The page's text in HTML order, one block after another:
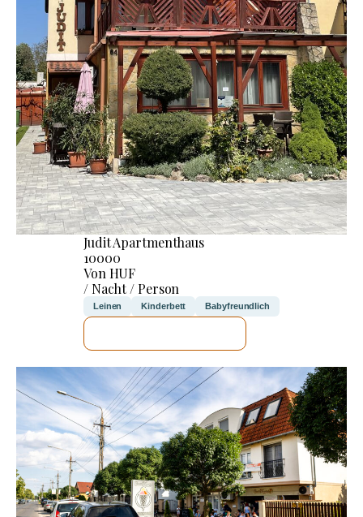
Judit Apartmenthaus
10000
Von HUF
/ Nacht / Person
Leinen Kinderbett Babyfreundlich